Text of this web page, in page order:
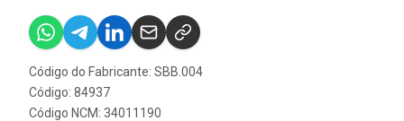
Código do Fabricante: SBB.004
Código: 84937
Código NCM: 34011190